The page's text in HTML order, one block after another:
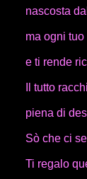
nascosta
ma ogni
e ti rende
Il tutto
piena di
Sò che ci
Ti regalo